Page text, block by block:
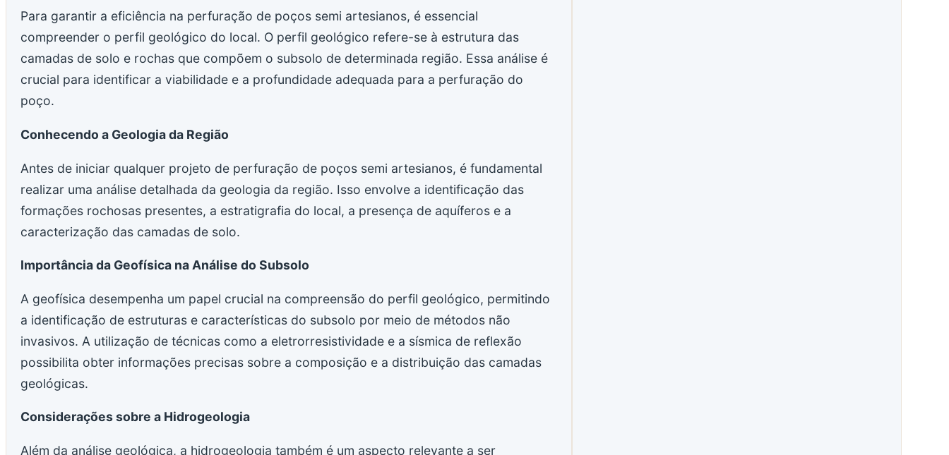
Para garantir a eficiência na perfuração de poços semi artesianos, é essencial
compreender o perfil geológico do local. O perfil geológico refere-se à estrutura das
camadas de solo e rochas que compõem o subsolo de determinada região. Essa análise é
crucial para identificar a viabilidade e a profundidade adequada para a perfuração do
poço.
Conhecendo a Geologia da Região
Antes de iniciar qualquer projeto de perfuração de poços semi artesianos, é fundamental
realizar uma análise detalhada da geologia da região. Isso envolve a identificação das
formações rochosas presentes, a estratigrafia do local, a presença de aquíferos e a
caracterização das camadas de solo.
Importância da Geofísica na Análise do Subsolo
A geofísica desempenha um papel crucial na compreensão do perfil geológico, permitindo
a identificação de estruturas e características do subsolo por meio de métodos não
invasivos. A utilização de técnicas como a eletrorresistividade e a sísmica de reflexão
possibilita obter informações precisas sobre a composição e a distribuição das camadas
geológicas.
Considerações sobre a Hidrogeologia
Além da análise geológica, a hidrogeologia também é um aspecto relevante a ser